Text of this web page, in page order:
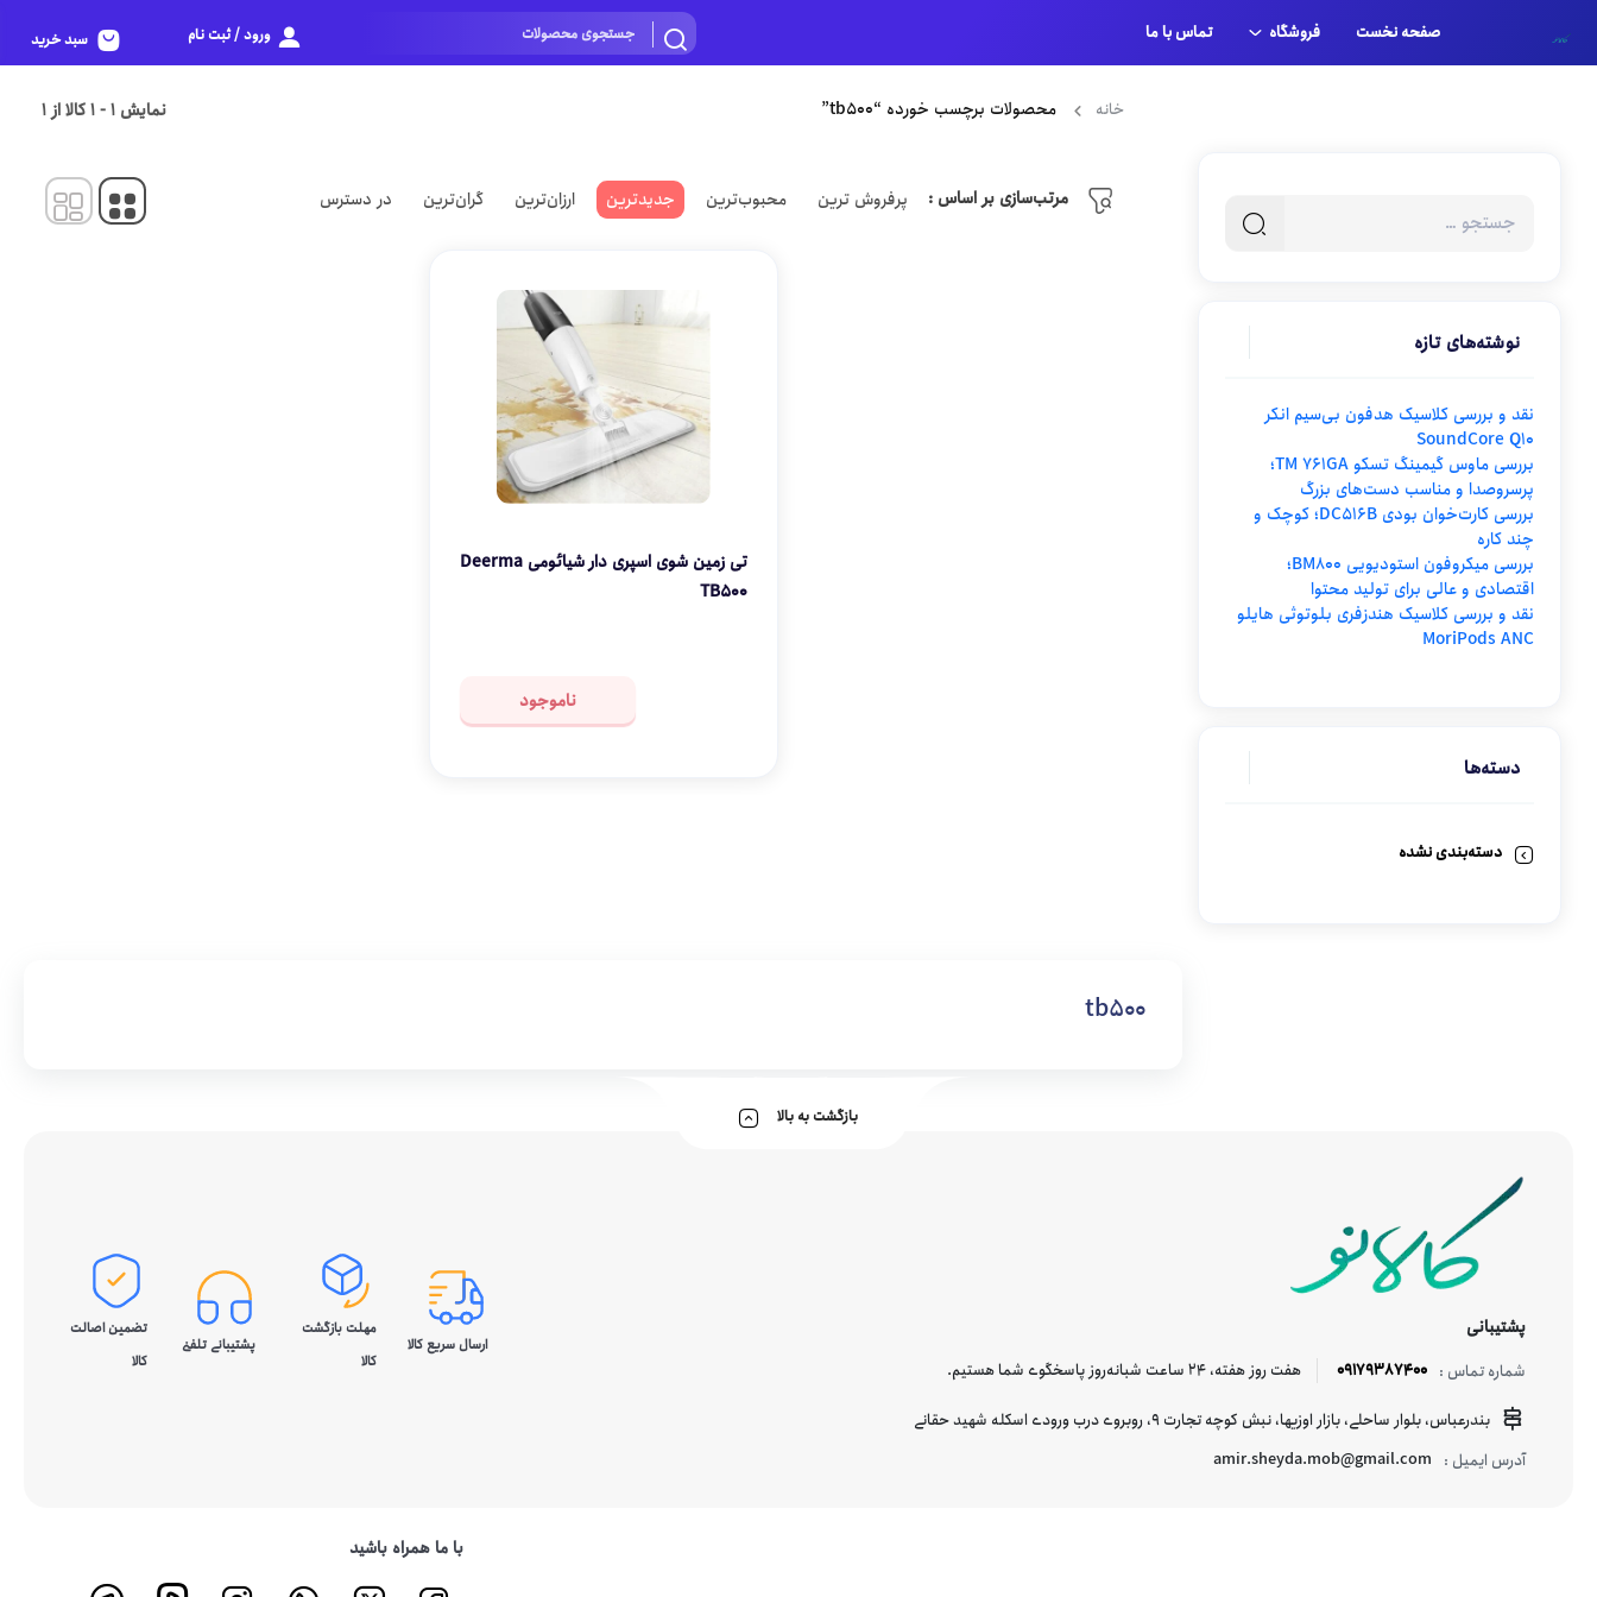
صفحه نخست فروشگاه تماس با ما ورود / ثبت نام سبد خرید
نوشته‌های تازه
نقد و بررسی کلاسیک هدفون بی‌سیم انکر
SoundCore Q10
بررسی ماوس گیمینگ تسکو TM 761GA؛
پرسروصدا و مناسب دست‌های بزرگ
بررسی کارت‌خوان بودی DC516B؛ کوچک و
چند کاره
بررسی میکروفون استودیویی BM800؛
اقتصادی و عالی برای تولید محتوا
نقد و بررسی کلاسیک هندزفری بلوتوثی هایلو
MoriPods ANC
دسته‌ها
دسته‌بندی نشده
خانه محصولات برچسب خورده “tb500” نمایش 1
-
1کالا از1
مرتب‌سازی بر اساس : پرفروش ترین محبوب‌ترین جدیدترین ارزان‌ترین گران‌ترین در دسترس
تی زمین شوی اسپری دار شیائومی Deerma
TB500
ناموجود
tb500
بازگشت به بالا
پشتیبانی
شماره تماس : 09179387400
هفت روز هفته، ۲۴ ساعت شبانه‌روز پاسخگوی شما هستیم.
بندرعباس، بلوار ساحلی، بازار اوزیها، نبش کوچه تجارت 9، روبروی درب ورودی اسکله شهید حقانی
آدرس ایمیل : amir.sheyda.mob@gmail.com
ارسال سریع کالا
مهلت بازگشت
کالا
پشتیبانی تلفنی
تضمین اصالت
کالا
با ما همراه باشید